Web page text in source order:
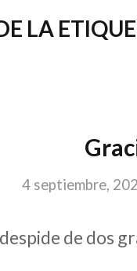
LA
4 septiembre,
de dos